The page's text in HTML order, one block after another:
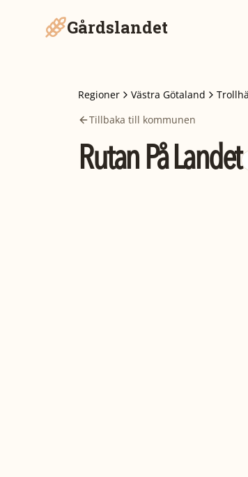
Gårdslandet
Regioner Västra Götaland
Tillbaka till kommunen
Rutan På Landet